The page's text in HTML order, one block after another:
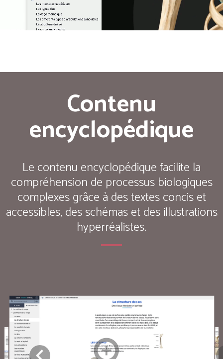
Contenu
encyclopédique
Le contenu encyclopédique facilite la
compréhension de processus biologiques
complexes grâce à des textes concis et
accessibles, des schémas et des illustrations
hyperréalistes.